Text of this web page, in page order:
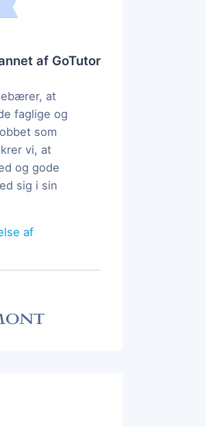
af GoTutor
at
faglige og
som
vi, at
og gode
sig i sin
af